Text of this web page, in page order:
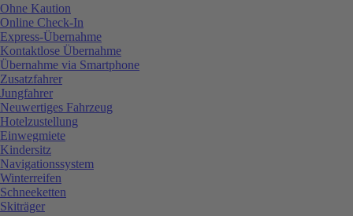
Ohne Kaution
Online Check-In
Express-Übernahme
Kontaktlose Übernahme
Übernahme via Smartphone
Zusatzfahrer
Jungfahrer
Neuwertiges Fahrzeug
Hotelzustellung
Einwegmiete
Kindersitz
Navigationssystem
Winterreifen
Schneeketten
Skiträger